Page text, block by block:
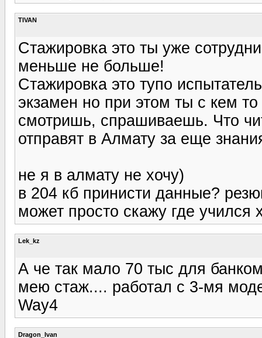
TIVAN
Стажировка это ты уже
меньше не больше!
Стажировка это тупо
экзамен но при этом ты с кем
смотришь, спрашиваешь. Что
отправят в Алмату за еще
не я в алмату не хочу)
в 204 кб принисти данные?
может просто скажу где учился
Lek_kz
А че так мало 70 тыс для
мею стаж.... работал с 3-мя
Way4
Dragon_Ivan